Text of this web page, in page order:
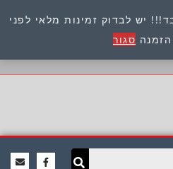
זמינות מלאי לפני
סגור
כתובת : היוזמים 9 אור יהודה שירות לקוחות 054-